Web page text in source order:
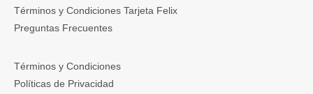
Términos y Condiciones Tarjeta Felix
Preguntas Frecuentes
Términos y Condiciones
Políticas de Privacidad